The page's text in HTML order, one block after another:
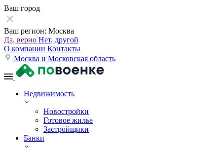
Ваш город
Ваш регион: Москва
Да, верно Нет, другой
О компании Контакты
Москва и Московская область
Недвижимость
Новостройки
Готовое жилье
Застройщики
Банки